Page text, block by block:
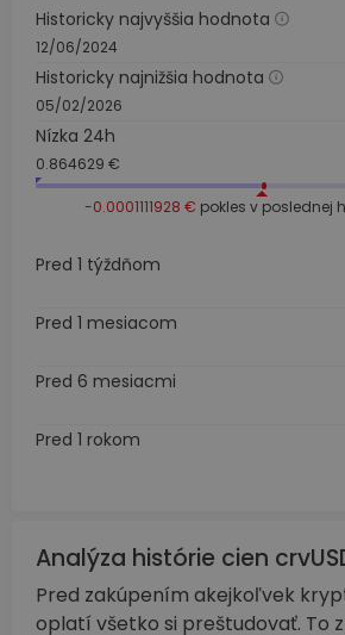
Historicky najvyššia hodnota
12/06/2024
Historicky najnižšia hodnota
05/02/2026
Nízka 24h
0.864629 €
-0.0001111928 € pokles v poslednej
Pred 1 týždňom
Pred 1 mesiacom
Pred 6 mesiacmi
Pred 1 rokom
Analýza histórie cien
Pred zakúpením akejkoľvek
oplatí všetko si preštudovať. To